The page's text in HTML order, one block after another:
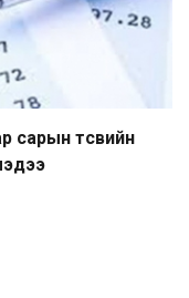
сарын төсвийн